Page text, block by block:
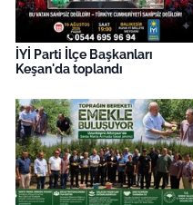
İYİ Parti İlçe Başkanları
Keşan'da toplandı